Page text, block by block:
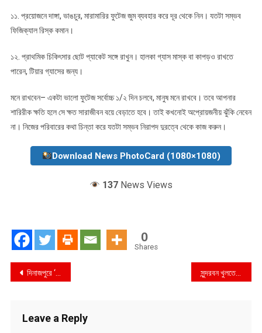
১১. প্রয়োজনে দাঙ্গা, ভাঙচুর, মারামারির ফুটেজ জুম ব্যবহার করে দূর থেকে নিন। যতটা সম্ভব
ফিজিক্যাল রিস্ক কমান।
১২. প্রাথমিক চিকিৎসার ছোট প্যাকেট সঙ্গে রাখুন। হালকা গ্যাস মাস্ক বা কাপড়ও রাখতে
পারেন, টিয়ার গ্যাসের জন্য।
মনে রাখবেন– একটা ভালো ফুটেজ সর্বোচ্চ ১/২ দিন চলবে, মানুষ মনে রাখবে। তবে আপনার
শারিরীক ক্ষতি হলে সে ক্ষত সারাজীবন বয়ে বেড়াতে হবে। তাই কখনোই অপ্রোয়জনীয় ঝুঁকি নেবেন
না। নিজের পরিবারের কথা চিন্তা করে যতটা সম্ভব নিরাপদ দুরত্বে থেকে কাজ করুন।
Download News PhotoCard (1080×1080)
137 News Views
0
Shares
Post
দিনাজপুরে ‘আপ বাংলাদেশ’-এর সাংগঠনিক যাত্রা শুরু: নেতৃত্বে নাজমুল ও রায়হান সুন্দরবন খুলতেই তৎপর হরিণ শিকারি চক্র সরঞ্জাম জব্দ
Leave a Reply